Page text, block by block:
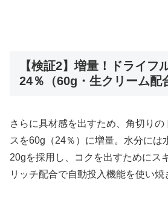
【検証2】増量！ドライフ
24％（60g・生クリーム配
さらに具材感を出すため、角切りの
スを60g（24％）に増量。水分には
20gを採用し、コクを出すためにス
リッチ配合で自動投入機能を使い焼